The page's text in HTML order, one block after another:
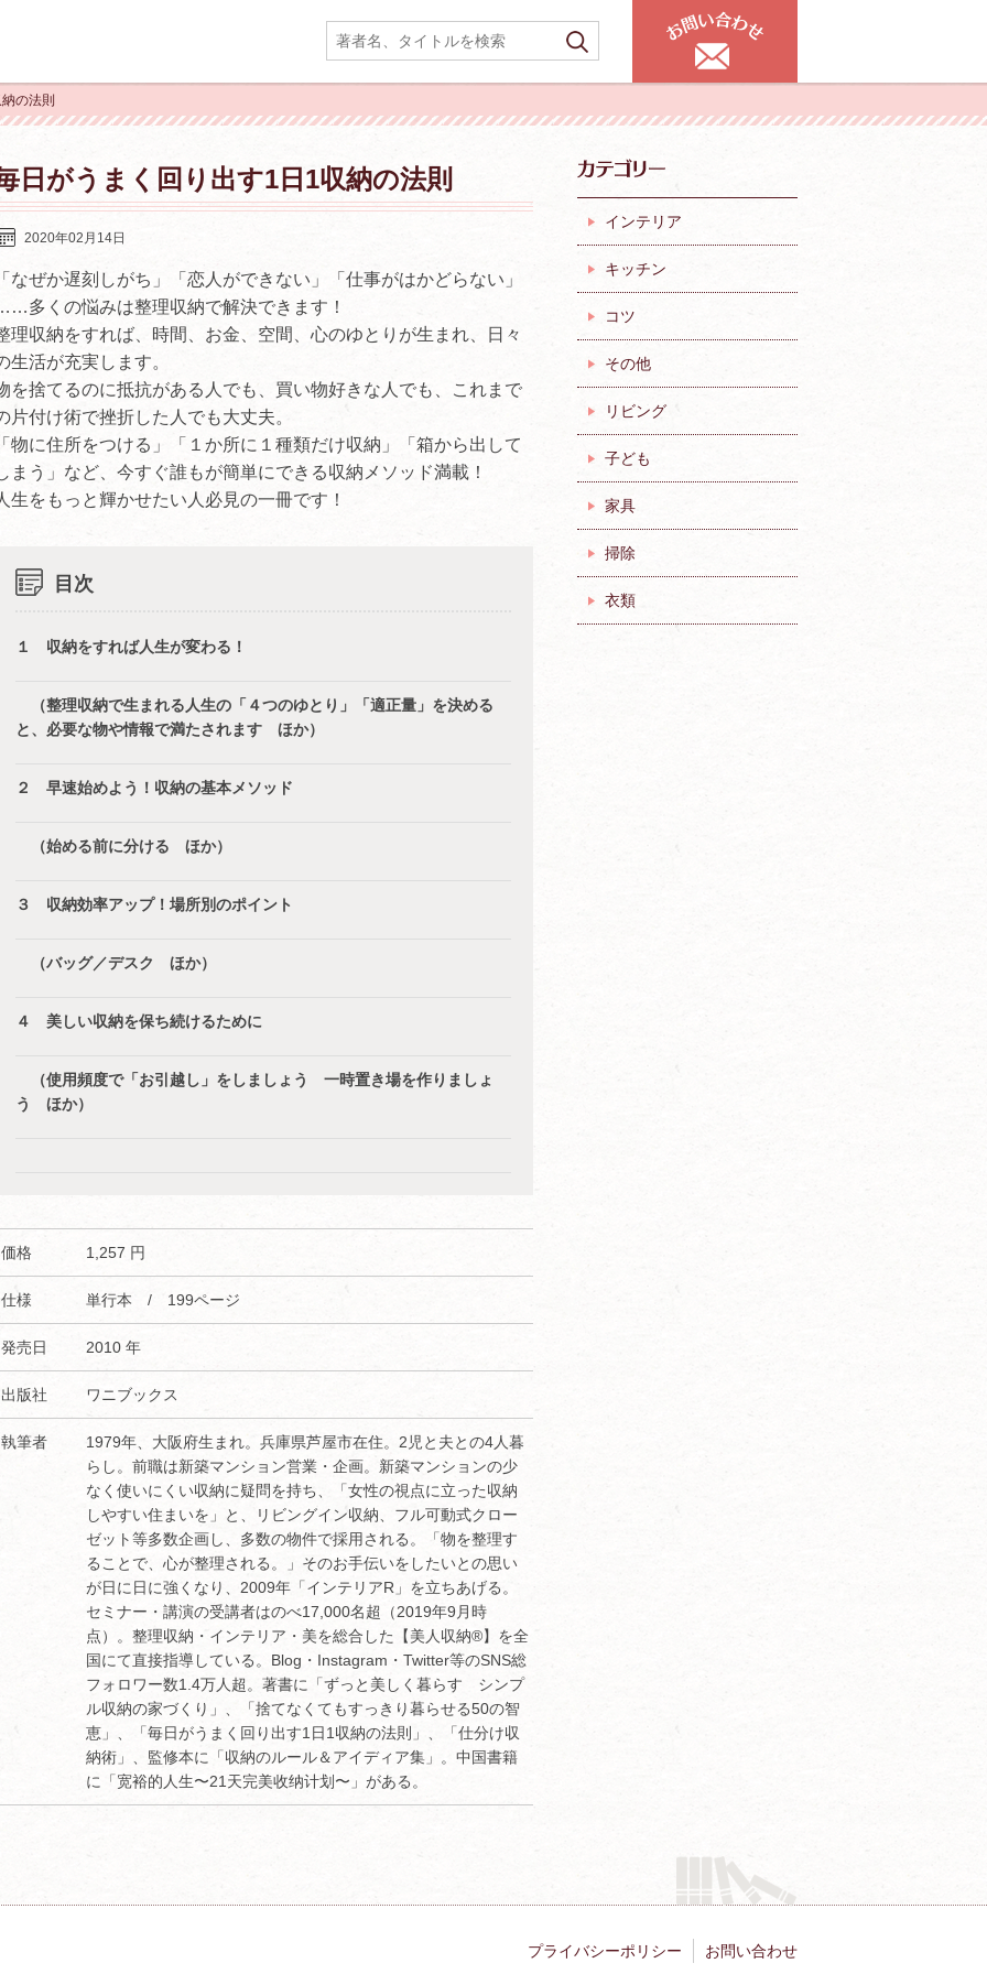
の法則
日がうまく回り出す1日1収納の法則
2020年02月14日
なぜか遅刻しがち」「恋人ができない」「仕事がはかどらない」
多くの悩みは整理収納で解決できます！
理収納をすれば、時間、お金、空間、心のゆとりが生まれ、日々
生活が充実します。
を捨てるのに抵抗がある人でも、買い物好きな人でも、これまで
片付け術で挫折した人でも大丈夫。
物に住所をつける」「１か所に１種類だけ収納」「箱から出して
まう」など、今すぐ誰もが簡単にできる収納メソッド満載！
生をもっと輝かせたい人必見の一冊です！
目次
１ 収納をすれば人生が変わる！
（整理収納で生まれる人生の「４つのゆとり」「適正量」を決める
と、必要な物や情報で満たされます ほか）
２ 早速始めよう！収納の基本メソッド
（始める前に分ける ほか）
３ 収納効率アップ！場所別のポイント
（バッグ／デスク ほか）
４ 美しい収納を保ち続けるために
（使用頻度で「お引越し」をしましょう 一時置き場を作りましょ
う ほか）
価格 1,257 円
仕様 単行本 / 199ページ
発売日 2010 年
出版社 ワニブックス
執筆者
1979年、大阪府生まれ。兵庫県芦屋市在住。2児と夫との4人暮
らし。前職は新築マンション営業・企画。新築マンションの少
なく使いにくい収納に疑問を持ち、「女性の視点に立った収納
しやすい住まいを」と、リビングイン収納、フル可動式クロー
ゼット等多数企画し、多数の物件で採用される。「物を整理す
ることで、心が整理される。」そのお手伝いをしたいとの思い
が日に日に強くなり、2009年「インテリアR」を立ちあげる。
セミナー・講演の受講者はのべ17,000名超（2019年9月時
点）。整理収納・インテリア・美を総合した【美人収納®】を全
国にて直接指導している。Blog・Instagram・Twitter等のSNS総
フォロワー数1.4万人超。著書に「ずっと美しく暮らす シンプ
ル収納の家づくり」、「捨てなくてもすっきり暮らせる50の智
恵」、「毎日がうまく回り出す1日1収納の法則」、「仕分け収
納術」、監修本に「収納のルール＆アイディア集」。中国書籍
に「宽裕的人生〜21天完美收纳计划〜」がある。
インテリア
キッチン
コツ
その他
リビング
子ども
家具
掃除
衣類
プライバシーポリシー お問い合わせ